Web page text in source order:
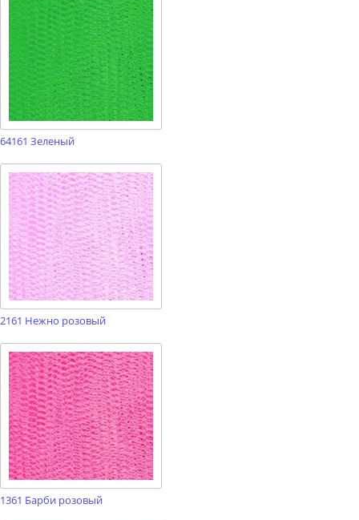
64161 Зеленый
2161 Нежно розовый
1361 Барби розовый